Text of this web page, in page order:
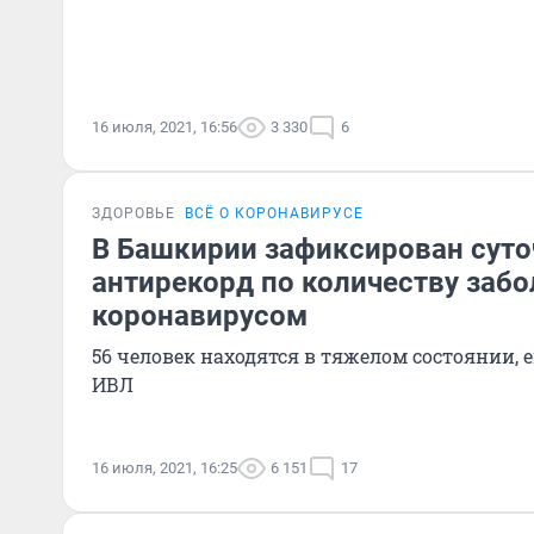
16 июля, 2021, 16:56 3 330 6
ЗДОРОВЬЕ ВСЁ О КОРОНАВИРУСЕ
В Башкирии зафиксирован
антирекорд по количеству
коронавирусом
56 человек находятся в тяжелом
ИВЛ
16 июля, 2021, 16:25 6 151 17